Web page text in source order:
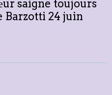
saigne toujours
Barzotti 24 juin